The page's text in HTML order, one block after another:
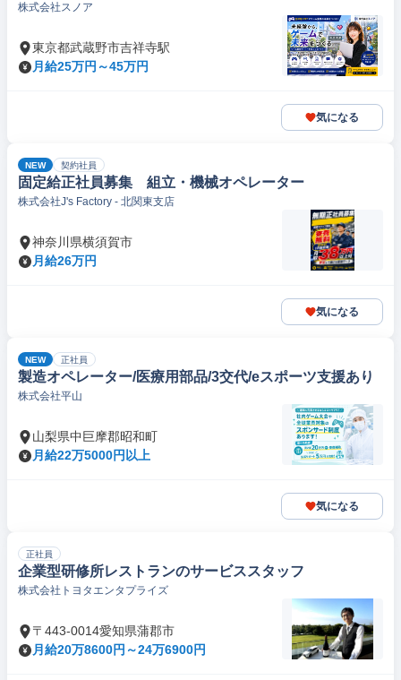
株式会社スノア
東京都武蔵野市吉祥寺駅
月給25万円～45万円
気になる
NEW 契約社員
固定給正社員募集 組立・機械オペレーター
株式会社J's Factory - 北関東支店
神奈川県横須賀市
月給26万円
気になる
NEW 正社員
製造オペレーター/医療用部品/3交代/eスポーツ支援あり
株式会社平山
山梨県中巨摩郡昭和町
月給22万5000円以上
気になる
正社員
企業型研修所レストランのサービススタッフ
株式会社トヨタエンタプライズ
〒443-0014愛知県蒲郡市
月給20万8600円～24万6900円